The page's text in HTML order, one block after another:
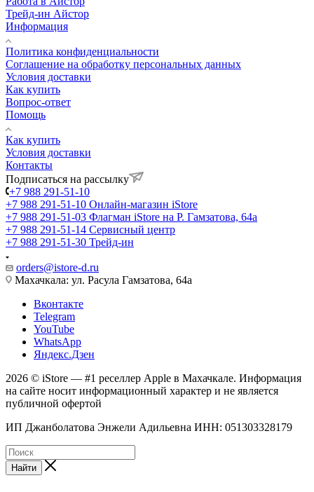
Трейд-ин Айстор
Информация
Политика конфиденциальности
Соглашение на обработку персональных данных
Условия доставки
Как купить
Вопрос-ответ
Помощь
Как купить
Условия доставки
Контакты
Подписаться на рассылку
+7 988 291-51-10
+7 988 291-51-10 Онлайн-магазин iStore
+7 988 291-51-03 Флагман iStore на Р. Гамзатова, 64а
+7 988 291-51-14 Сервисный центр
+7 988 291-51-30 Трейд-ин
orders@istore-d.ru
Махачкала: ул. Расула Гамзатова, 64а
Вконтакте
Telegram
YouTube
WhatsApp
Яндекс.Дзен
2026 © iStore — #1 реселлер Apple в Махачкале. Информация
на сайте носит информационный характер и не является
публичной офертой
ИП Джанболатова Энжели Адильевна ИНН: 051303328179
Найти